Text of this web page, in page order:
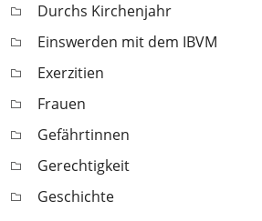
Durchs Kirchenjahr
Einswerden mit dem IBVM
Exerzitien
Frauen
Gefährtinnen
Gerechtigkeit
Geschichte